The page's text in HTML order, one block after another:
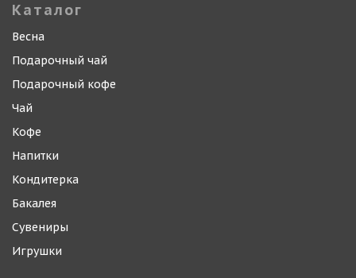
Каталог
Весна
Подарочный чай
Подарочный кофе
Чай
Кофе
Напитки
Кондитерка
Бакалея
Сувениры
Игрушки